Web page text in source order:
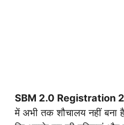
SBM 2.0 Registration
में अभी तक शौचालय नहीं बना